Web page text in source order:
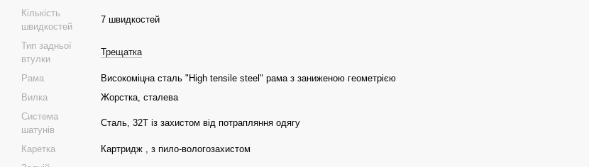
Кількість
швидкостей
7 швидкостей
Тип задньої
втулки
Трещатка
Рама
Високоміцна сталь "High tensile steel" рама з заниженою геометрією
Вилка
Жорстка, сталева
Система
шатунів
Сталь, 32T із захистом від потрапляння одягу
Каретка
Картридж , з пило-вологозахистом